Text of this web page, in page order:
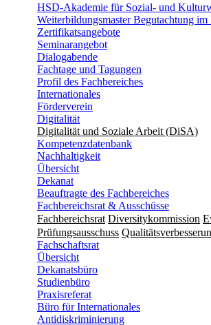
HSD-Akademie für Sozial- und
Weiterbildungsmaster Begutachtung
Zertifikatsangebote
Seminarangebot
Dialogabende
Fachtage und Tagungen
Profil des Fachbereiches
Internationales
Förderverein
Digitalität
Digitalität und Soziale Arbeit (DiSA)
Kompetenzdatenbank
Nachhaltigkeit
Übersicht
Dekanat
Beauftragte des Fachbereiches
Fachbereichsrat & Ausschüsse
Fachbereichsrat Diversitykommission
Prüfungsausschuss
Fachschaftsrat
Übersicht
Dekanatsbüro
Studienbüro
Praxisreferat
Büro für Internationales
Antidiskriminierung